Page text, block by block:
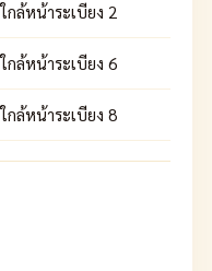
ใกล้หน้าระเบียง 2
ใกล้หน้าระเบียง 6
ใกล้หน้าระเบียง 8